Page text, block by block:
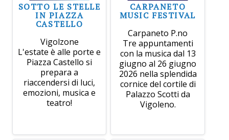
SOTTO LE STELLE
IN PIAZZA
CASTELLO
Vigolzone
L'estate è alle porte e
Piazza Castello si
prepara a
riaccendersi di luci,
emozioni, musica e
teatro!
CARPANETO
MUSIC FESTIVAL
Carpaneto P.no
Tre appuntamenti
con la musica dal 13
giugno al 26 giugno
2026 nella splendida
cornice del cortile di
Palazzo Scotti da
Vigoleno.